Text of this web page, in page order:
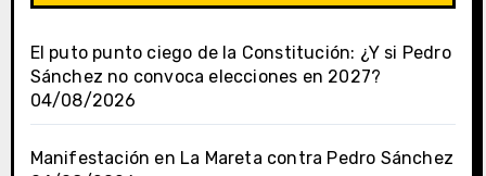
El puto punto ciego de la Constitución: ¿Y si Pedro
Sánchez no convoca elecciones en 2027?
04/08/2026
Manifestación en La Mareta contra Pedro Sánchez